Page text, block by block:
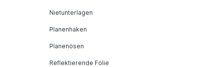
Nietunterlagen
Planenhaken
Planenösen
Reflektierende Folie